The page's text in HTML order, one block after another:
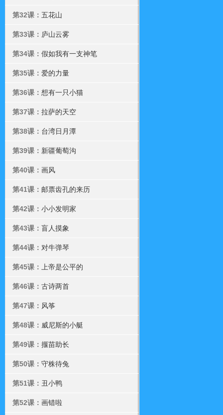
第32课： 五花山
第33课： 庐山云雾
第34课： 假如我有一支神笔
第35课： 爱的力量
第36课： 想有一只小猫
第37课： 拉萨的天空
第38课： 台湾日月潭
第39课： 新疆葡萄沟
第40课： 画风
第41课： 邮票齿孔的来历
第42课： 小小发明家
第43课： 盲人摸象
第44课： 对牛弹琴
第45课： 上帝是公平的
第46课： 古诗两首
第47课： 风筝
第48课： 威尼斯的小艇
第49课： 揠苗助长
第50课： 守株待兔
第51课： 丑小鸭
第52课： 画错啦